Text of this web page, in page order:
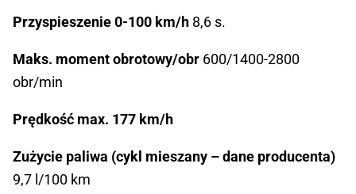
Przyspieszenie 0-100 km/h 8,6 s.
Maks. moment obrotowy/obr 600/1400-2800
obr/min
Prędkość max. 177 km/h
Zużycie paliwa (cykl mieszany – dane producenta)
9,7 l/100 km